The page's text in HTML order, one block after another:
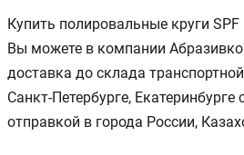
Купить полировальные круги
Вы можете в компании
доставка до склада
Санкт-Петербурге,
отправкой в города России,